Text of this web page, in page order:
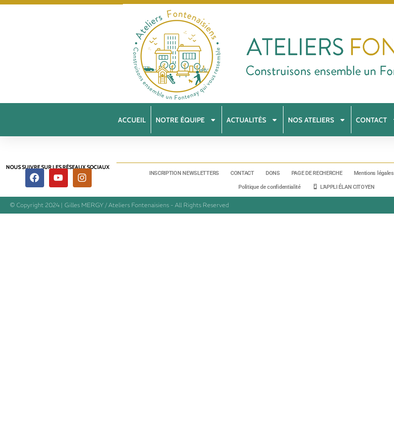
ACCUEIL NOTRE ÉQUIPE ACTUALITÉS NOS ATELIERS CONTACT
NOUS SUIVRE SUR LES RÉSEAUX SOCIAUX
INSCRIPTION NEWSLETTERS CONTACT DONS PAGE DE RECHERCHE Mentions légales
Politique de confidentialité L’APPLI ÉLAN CITOYEN
© Copyright 2024 | Gilles MERGY / Ateliers Fontenaisiens - All Rights Reserved